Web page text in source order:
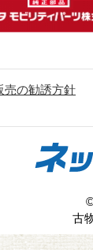
売の勧誘方針
古